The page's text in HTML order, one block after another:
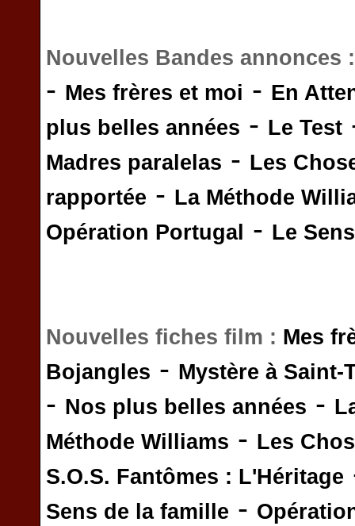
Nouvelles Bandes annonces
- Mes frères et moi - En
plus belles années - Le Test
Madres paralelas - Les
rapportée - La Méthode
Opération Portugal
- Le
Nouvelles fiches film : Mes
Bojangles - Mystère à Saint-
- Nos plus belles années -
Méthode Williams - Les
S.O.S. Fantômes : L'Héritage
Sens de la famille -